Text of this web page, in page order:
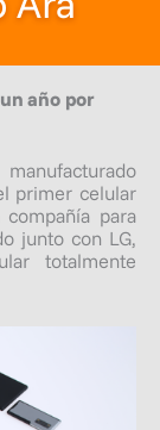
año por
primer celular
para
junto con LG,
totalmente